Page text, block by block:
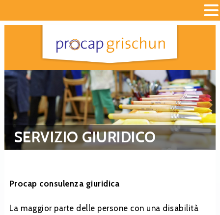
SERVIZIO GIURIDICO
Procap consulenza giuridica
La maggior parte delle persone con una disabilità